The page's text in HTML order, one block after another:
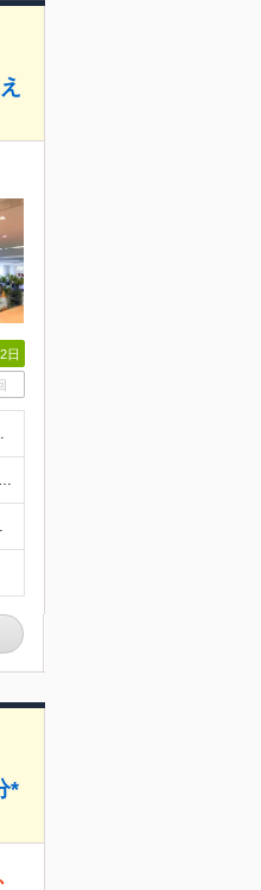
日
ミュニケーションを大切にし、論理的に
◆月給27万円～37万8000円 ※試用期間3ヵ月あり。期間中の給与・待遇の差異はありません ※残業代は全額支給しています
除く当社関連勤務地
*